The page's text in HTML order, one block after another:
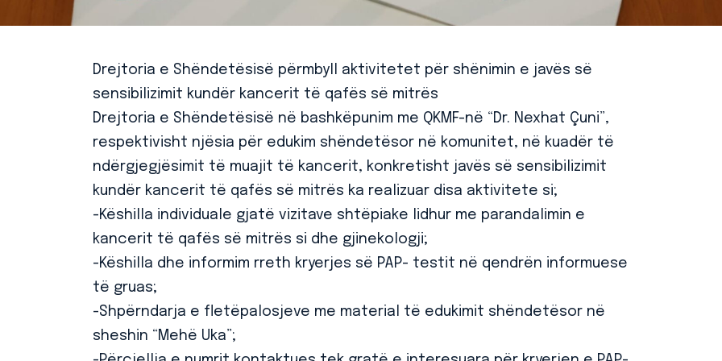
Drejtoria e Shëndetësisë përmbyll aktivitetet për shënimin e javës së
sensibilizimit kundër kancerit të qafës së mitrës
Drejtoria e Shëndetësisë në bashkëpunim me QKMF-në “Dr. Nexhat Çuni”,
respektivisht njësia për edukim shëndetësor në komunitet, në kuadër të
ndërgjegjësimit të muajit të kancerit, konkretisht javës së sensibilizimit
kundër kancerit të qafës së mitrës ka realizuar disa aktivitete si;
-Këshilla individuale gjatë vizitave shtëpiake lidhur me parandalimin e
kancerit të qafës së mitrës si dhe gjinekologji;
-Këshilla dhe informim rreth kryerjes së PAP- testit në qendrën informuese
të gruas;
-Shpërndarja e fletëpalosjeve me material të edukimit shëndetësor në
sheshin “Mehë Uka”;